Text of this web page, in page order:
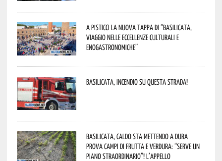
A Pisticci la nuova tappa di “Basilicata,
viaggio nelle eccellenze culturali e
enogastronomiche”
Basilicata, incendio su questa strada!
Basilicata, caldo sta mettendo a dura
prova campi di frutta e verdura: “Serve un
piano straordinario”! L’appello